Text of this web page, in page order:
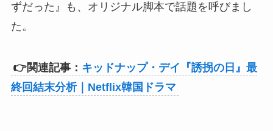
ずだった』も、オリジナル脚本で話題を呼びまし
た。
👉関連記事： キッドナップ・デイ『誘拐の日』最
終回結末分析｜Netflix韓国ドラマ